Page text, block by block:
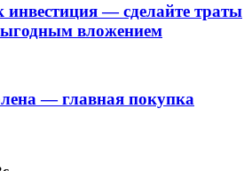
— сделайте траты
вложением
— главная покупка